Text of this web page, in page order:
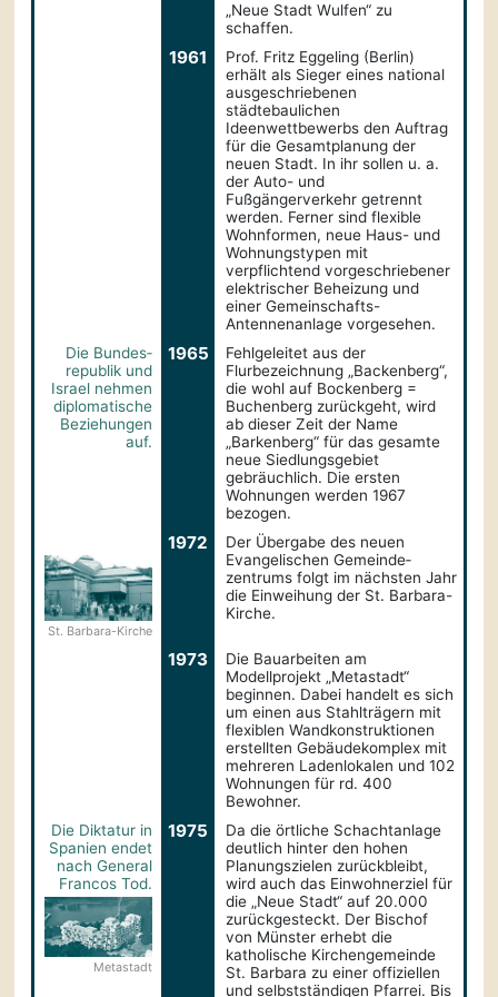
„Neue Stadt Wulfen“ zu
schaffen.
1961
Prof. Fritz Eggeling (Berlin)
erhält als Sieger eines national
ausgeschriebenen
städtebaulichen
Ideenwettbewerbs den Auftrag
für die Gesamtplanung der
neuen Stadt. In ihr sollen u. a.
der Auto- und
Fußgängerverkehr getrennt
werden. Ferner sind flexible
Wohnformen, neue Haus- und
Wohnungstypen mit
verpflichtend vorgeschriebener
elektrischer Beheizung und
einer Gemeinschafts-
Antennenanlage vorgesehen.
Die Bundes­
republik und
Israel nehmen
diplo­matische
Beziehungen
auf.
1965
Fehlgeleitet aus der
Flurbezeichnung „Backenberg“,
die wohl auf Bockenberg =
Buchenberg zurückgeht, wird
ab dieser Zeit der Name
„Barkenberg“ für das gesamte
neue Siedlungsgebiet
gebräuchlich. Die ersten
Wohnungen werden 1967
bezogen.
St. Barbara-Kirche
1972
Der Übergabe des neuen
Evangelischen Gemeinde­
zentrums folgt im nächsten Jahr
die Einweihung der St. Barbara-
Kirche.
1973
Die Bauarbeiten am
Modellprojekt „Metastadt“
beginnen. Dabei handelt es sich
um einen aus Stahlträgern mit
flexiblen Wand­konstruktionen
erstellten Gebäude­komplex mit
mehreren Ladenlokalen und 102
Wohnungen für rd. 400
Bewohner.
Die Diktatur in
Spanien endet
nach General
Francos Tod.
Metastadt
1975
Da die örtliche Schachtanlage
deutlich hinter den hohen
Planungszielen zurückbleibt,
wird auch das Einwohnerziel für
die „Neue Stadt“ auf 20.000
zurückgesteckt. Der Bischof
von Münster erhebt die
katholische Kirchengemeinde
St. Barbara zu einer offiziellen
und selbstständigen Pfarrei. Bis